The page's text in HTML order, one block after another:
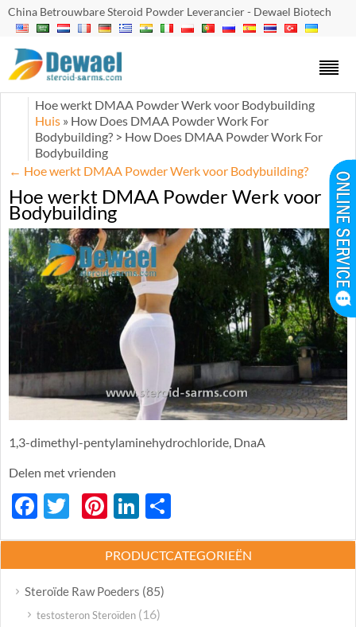
China Betrouwbare Steroid Powder Leverancier - Dewael Biotech
Hoe werkt DMAA Powder Werk voor Bodybuilding
Huis » How Does DMAA Powder Work For
Bodybuilding? > How Does DMAA Powder Work For
Bodybuilding
← Hoe werkt DMAA Powder Werk voor Bodybuilding?
Hoe werkt DMAA Powder Werk voor
Bodybuilding
1,3-dimethyl-pentylaminehydrochloride, DnaA
Delen met vrienden
Facebook
Twitter
Pinterest
LinkedIn
PRODUCTCATEGORIEËN
Steroïde Raw Poeders (85)
testosteron Steroïden (16)